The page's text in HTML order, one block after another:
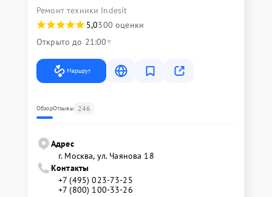
Ремонт техники Indesit
5,0300 оценки
Открыто до 21:00
Маршрут
ОбзорОтзывы 246
Адрес
г. Москва, ул. Чаянова 18
Контакты
+7 (495) 023-73-25
+7 (800) 100-33-26